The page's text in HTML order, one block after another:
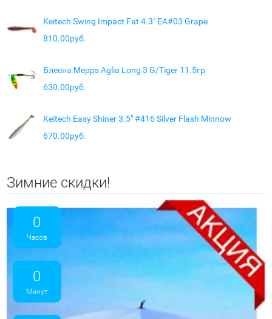
Keitech Swing Impact Fat 4.3" EA#03 Grape
810.00руб.
Блесна Mepps Aglia Long 3 G/Tiger 11.5гр
630.00руб.
Keitech Easy Shiner 3.5" #416 Silver Flash Minnow
670.00руб.
Зимние скидки!
0
Часов
0
Минут